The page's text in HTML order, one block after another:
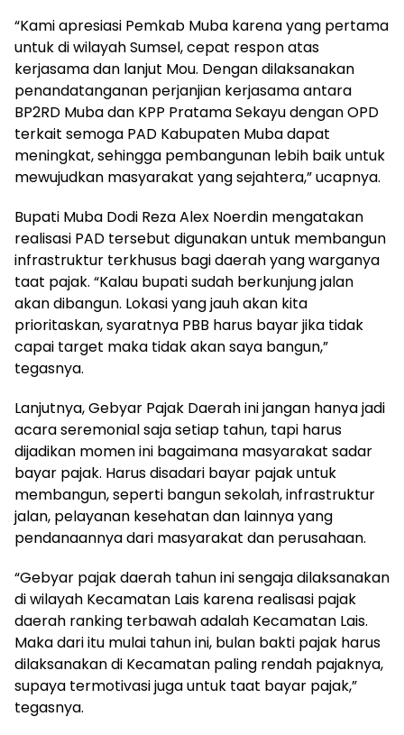
“Kami apresiasi Pemkab Muba karena yang pertama
untuk di wilayah Sumsel, cepat respon atas
kerjasama dan lanjut Mou. Dengan dilaksanakan
penandatanganan perjanjian kerjasama antara
BP2RD Muba dan KPP Pratama Sekayu dengan OPD
terkait semoga PAD Kabupaten Muba dapat
meningkat, sehingga pembangunan lebih baik untuk
mewujudkan masyarakat yang sejahtera,” ucapnya.
Bupati Muba Dodi Reza Alex Noerdin mengatakan
realisasi PAD tersebut digunakan untuk membangun
infrastruktur terkhusus bagi daerah yang warganya
taat pajak. “Kalau bupati sudah berkunjung jalan
akan dibangun. Lokasi yang jauh akan kita
prioritaskan, syaratnya PBB harus bayar jika tidak
capai target maka tidak akan saya bangun,”
tegasnya.
Lanjutnya, Gebyar Pajak Daerah ini jangan hanya jadi
acara seremonial saja setiap tahun, tapi harus
dijadikan momen ini bagaimana masyarakat sadar
bayar pajak. Harus disadari bayar pajak untuk
membangun, seperti bangun sekolah, infrastruktur
jalan, pelayanan kesehatan dan lainnya yang
pendanaannya dari masyarakat dan perusahaan.
“Gebyar pajak daerah tahun ini sengaja dilaksanakan
di wilayah Kecamatan Lais karena realisasi pajak
daerah ranking terbawah adalah Kecamatan Lais.
Maka dari itu mulai tahun ini, bulan bakti pajak harus
dilaksanakan di Kecamatan paling rendah pajaknya,
supaya termotivasi juga untuk taat bayar pajak,”
tegasnya.